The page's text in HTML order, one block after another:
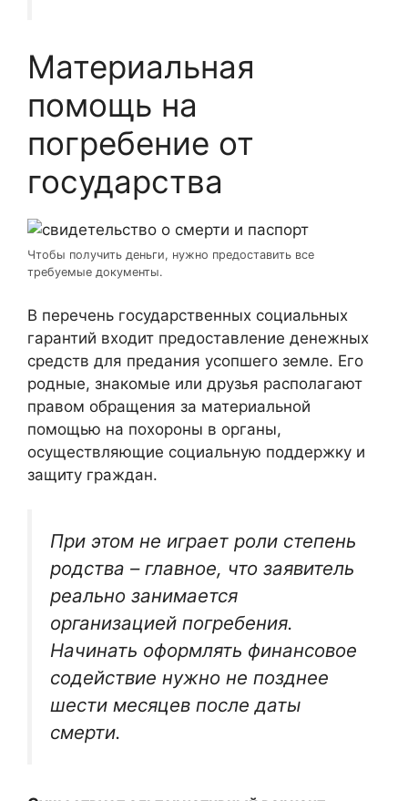
Материальная
помощь на
погребение от
государства
Чтобы получить деньги, нужно предоставить все
требуемые документы.
В перечень государственных социальных
гарантий входит предоставление денежных
средств для предания усопшего земле. Его
родные, знакомые или друзья располагают
правом обращения за материальной
помощью на похороны в органы,
осуществляющие социальную поддержку и
защиту граждан.
При этом не играет роли степень
родства – главное, что заявитель
реально занимается
организацией погребения.
Начинать оформлять финансовое
содействие нужно не позднее
шести месяцев после даты
смерти.